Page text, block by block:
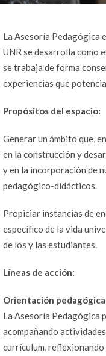
La Asesoría Pedagógica
UNR se desarrolla como
se trabaja de forma
experiencias que
Propósitos del espacio:
Generar un ámbito que,
en la construcción y
y en la incorporación de
pedagógico-didácticos.
Propiciar instancias de
específico de la vida
de los y las estudiantes.
Líneas de acción:
Orientación
La Asesoría Pedagógica
acompañando
currículum,